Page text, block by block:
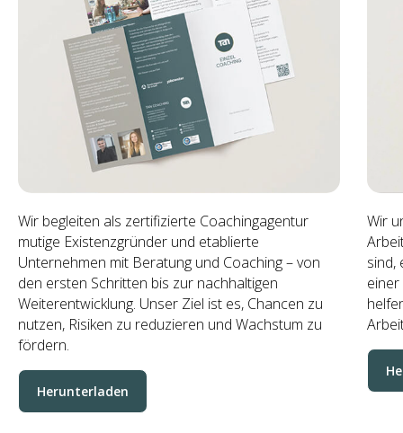
Wir begleiten als zertifizierte Coachingagentur
mutige Existenzgründer und etablierte
Unternehmen mit Beratung und Coaching – von
den ersten Schritten bis zur nachhaltigen
Weiterentwicklung. Unser Ziel ist es, Chancen zu
nutzen, Risiken zu reduzieren und Wachstum zu
fördern.
Herunterladen
Wir
sind,
Kostenlose Workbooks
Praktische Hilfen zum direkten Anwenden.